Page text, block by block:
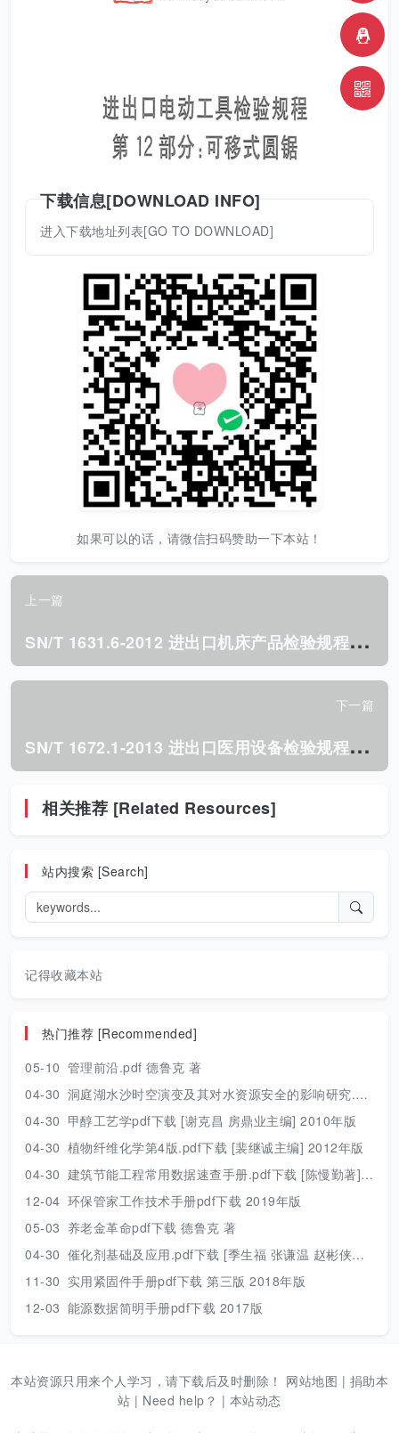
下载信息[DOWNLOAD INFO]
进入下载地址列表[GO TO DOWNLOAD]
如果可以的话，请微信扫码赞助一下本站！
上一篇
S
N/T 1631.6-2012 进出口机床产品检验规程 第6部分:牛头刨床.pdf
下一篇
S
N/T 1672.1-2013 进出口医用设备检验规程 第1部分:通用要求.pdf
相关推荐 [Related Resources]
站内搜索 [Search]
记得收藏本站
热门推荐 [Recommended]
05-10 管理前沿.pdf 德鲁克 著
04-30 洞庭湖水沙时空演变及其对水资源安全的影响研究.pdf 胡光伟 著 2017年版
04-30 甲醇工艺学pdf下载 [谢克昌 房鼎业主编] 2010年版
04-30 植物纤维化学第4版.pdf下载 [裴继诚主编] 2012年版
04-30 建筑节能工程常用数据速查手册.pdf下载 [陈慢勤著] 2010年版
12-04 环保管家工作技术手册pdf下载 2019年版
05-03 养老金革命pdf下载 德鲁克 著
04-30 催化剂基础及应用.pdf下载 [季生福 张谦温 赵彬侠编] 2011年版
11-30 实用紧固件手册pdf下载 第三版 2018年版
12-03 能源数据简明手册pdf下载 2017版
本站资源只用来个人学习，请下载后及时删除！ 网站地图 | 捐助本
站 | Need help？ | 本站动态